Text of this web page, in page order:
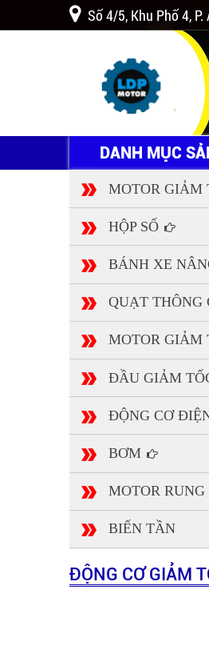
Số 4/5, Khu Phố 4,
DANH MỤC
MOTOR GIẢM
HỘP SỐ
BÁNH XE
QUẠT THÔNG
MOTOR GIẢM
ĐẦU GIẢM
ĐỘNG CƠ
BƠM
MOTOR RUNG
BIẾN TẦN
ĐỘNG CƠ GIẢM